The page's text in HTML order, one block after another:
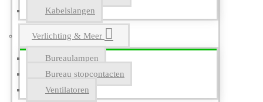
Kabelslangen
Verlichting & Meer
Bureaulampen
Bureau stopcontacten
Ventilatoren